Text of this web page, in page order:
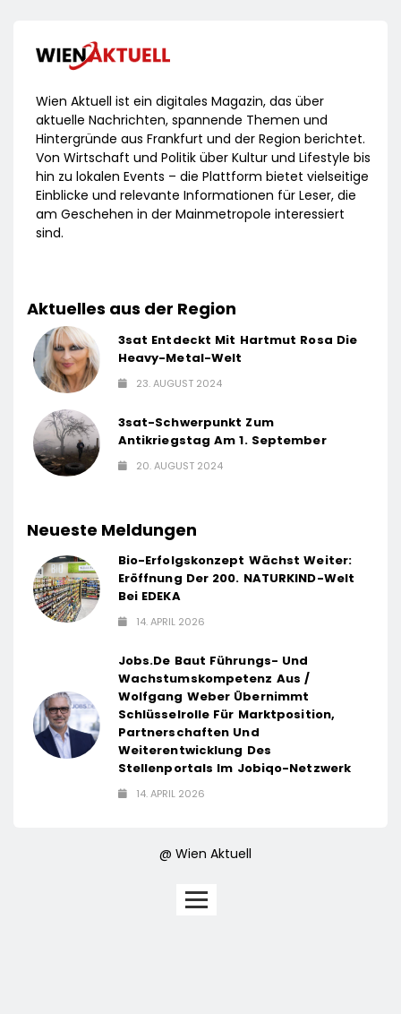
Wien Aktuell ist ein digitales Magazin, das über
aktuelle Nachrichten, spannende Themen und
Hintergründe aus Frankfurt und der Region berichtet.
Von Wirtschaft und Politik über Kultur und Lifestyle bis
hin zu lokalen Events – die Plattform bietet vielseitige
Einblicke und relevante Informationen für Leser, die
am Geschehen in der Mainmetropole interessiert
sind.
Aktuelles aus der Region
3sat Entdeckt Mit Hartmut Rosa Die
Heavy-Metal-Welt
23. AUGUST 2024
3sat-Schwerpunkt Zum
Antikriegstag Am 1. September
20. AUGUST 2024
Neueste Meldungen
Bio-Erfolgskonzept Wächst Weiter:
Eröffnung Der 200. NATURKIND-Welt
Bei EDEKA
14. APRIL 2026
Jobs.de Baut Führungs- Und
Wachstumskompetenz Aus /
Wolfgang Weber Übernimmt
Schlüsselrolle Für Marktposition,
Partnerschaften Und
Weiterentwicklung Des
Stellenportals Im Jobiqo-Netzwerk
14. APRIL 2026
@ Wien Aktuell